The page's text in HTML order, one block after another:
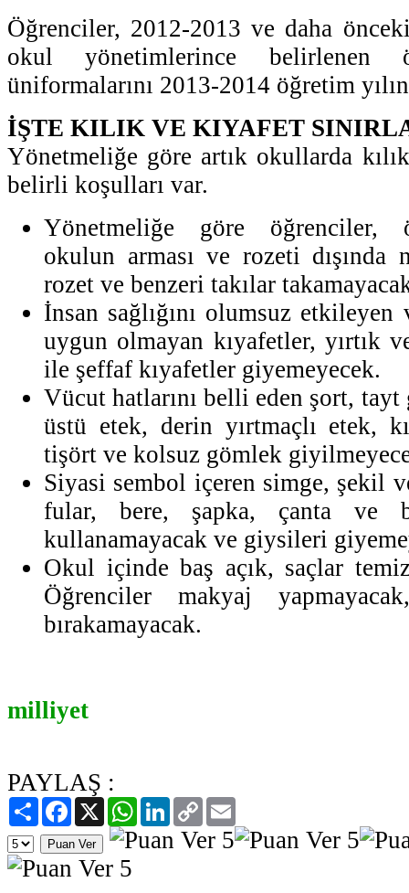
Öğrenciler, 2012-2013 ve daha
okul yönetimlerince
üniformalarını 2013-2014 öğretim
İŞTE KILIK VE KIYAFET
Yönetmeliğe göre artık okullarda
belirli koşulları var.
Yönetmeliğe göre öğrenciler,
okulun arması ve rozeti dışında
rozet ve benzeri takılar
İnsan sağlığını olumsuz etkileyen
uygun olmayan kıyafetler, yırtık
ile şeffaf kıyafetler giyemeyecek.
Vücut hatlarını belli eden şort,
üstü etek, derin yırtmaçlı etek,
tişört ve kolsuz gömlek
Siyasi sembol içeren simge, şekil
fular, bere, şapka, çanta ve
kullanamayacak ve giysileri
Okul içinde baş açık, saçlar
Öğrenciler makyaj
bırakamayacak.
milliyet
PAYLAŞ :
PaylaşFacebook
X WhatsAppLinkedIn
Copy
Link